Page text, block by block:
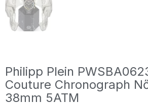
Philipp Plein
Couture Chronograph
38mm 5ATM